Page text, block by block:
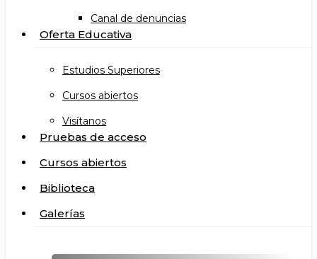
Canal de denuncias
Oferta Educativa
Estudios Superiores
Cursos abiertos
Visítanos
Pruebas de acceso
Cursos abiertos
Biblioteca
Galerías